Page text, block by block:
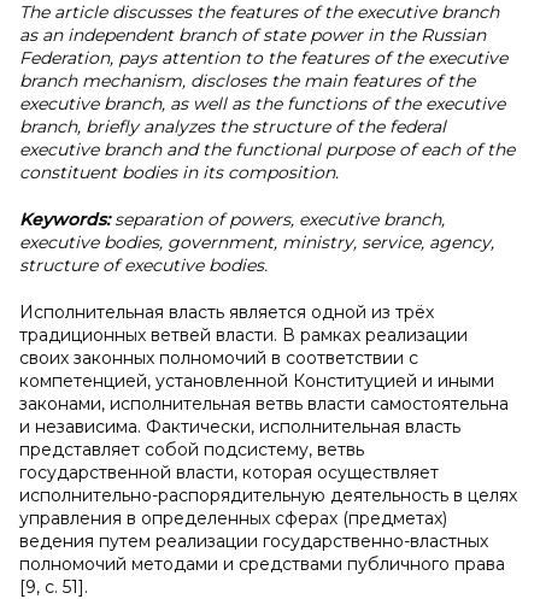
The article discusses the features of the executive branch
as an independent branch of state power in the Russian
Federation, pays attention to the features of the executive
branch mechanism, discloses the main features of the
executive branch, as well as the functions of the executive
branch, briefly analyzes the structure of the federal
executive branch and the functional purpose of each of the
constituent bodies in its composition.
Keywords:separation of powers, executive branch,
executive bodies, government, ministry, service, agency,
structure of executive bodies.
Исполнительная власть является одной из трёх
традиционных ветвей власти. В рамках реализации
своих законных полномочий в соответствии с
компетенцией, установленной Конституцией и иными
законами, исполнительная ветвь власти самостоятельна
и независима. Фактически, исполнительная власть
представляет собой подсистему, ветвь
государственной власти, которая осуществляет
исполнительно-распорядительную деятельность в целях
управления в определенных сферах (предметах)
ведения путем реализации государственно-властных
полномочий методами и средствами публичного права
[9, с. 51].